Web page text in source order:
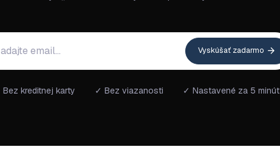
Vyskúšať zadarmo
kreditnej karty ✓ Bez viazanosti ✓ Nastavené za 5 minút